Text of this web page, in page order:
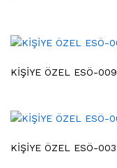
KİŞİYE ÖZEL ESÖ-009
KİŞİYE ÖZEL ESÖ-003